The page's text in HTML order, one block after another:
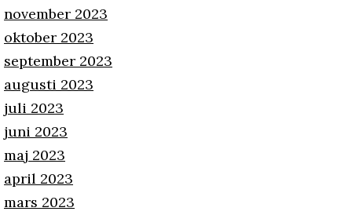
november 2023
oktober 2023
september 2023
augusti 2023
juli 2023
juni 2023
maj 2023
april 2023
mars 2023